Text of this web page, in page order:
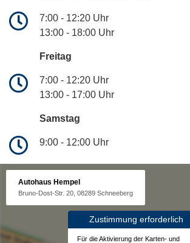
7:00 - 12:20 Uhr
13:00 - 18:00 Uhr
Freitag
7:00 - 12:20 Uhr
13:00 - 17:00 Uhr
Samstag
9:00 - 12:00 Uhr
Autohaus Hempel
Bruno-Dost-Str. 20, 08289 Schneeberg
Zustimmung erforderlich
Für die Aktivierung der Karten- und